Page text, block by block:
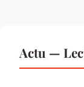
Actu —